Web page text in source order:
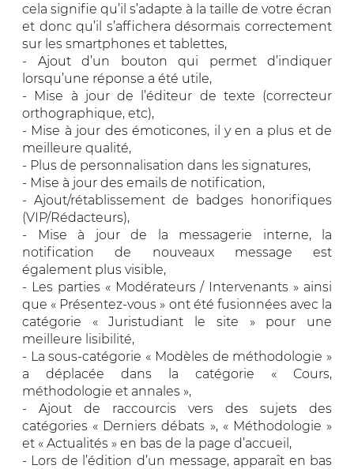
cela signifie qu’il s’adapte à la taille de votre écran
et donc qu’il s’affichera désormais correctement
sur les smartphones et tablettes,
- Ajout d’un bouton qui permet d’indiquer
lorsqu’une réponse a été utile,
- Mise à jour de l’éditeur de texte (correcteur
orthographique, etc),
- Mise à jour des émoticones, il y en a plus et de
meilleure qualité,
- Plus de personnalisation dans les signatures,
- Mise à jour des emails de notification,
- Ajout/rétablissement de badges honorifiques
(VIP/Rédacteurs),
- Mise à jour de la messagerie interne, la
notification de nouveaux message est
également plus visible,
- Les parties « Modérateurs / Intervenants » ainsi
que « Présentez-vous » ont été fusionnées avec la
catégorie « Juristudiant le site » pour une
meilleure lisibilité,
- La sous-catégorie « Modèles de méthodologie »
a déplacée dans la catégorie « Cours,
méthodologie et annales »,
- Ajout de raccourcis vers des sujets des
catégories « Derniers débats », « Méthodologie »
et « Actualités » en bas de la page d’accueil,
- Lors de l’édition d’un message, apparaît en bas